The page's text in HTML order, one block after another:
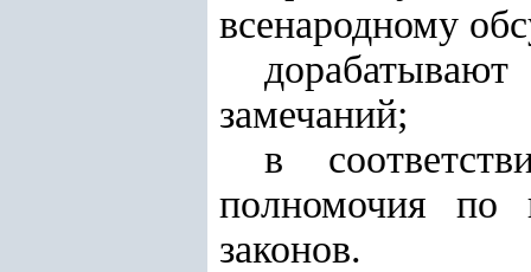
всенародному
замечаний;
в
полномочия по
законов.